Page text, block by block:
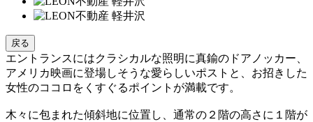
戻る
エントランスにはクラシカルな照明に真鍮のドアノッカー、
アメリカ映画に登場しそうな愛らしいポストと、お招きした
女性のココロをくすぐるポイントが満載です。
木々に包まれた傾斜地に位置し、通常の２階の高さに１階が